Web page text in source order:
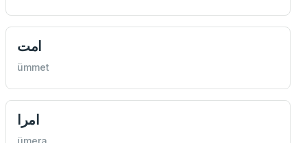
امت
ümmet
امرا
ümera